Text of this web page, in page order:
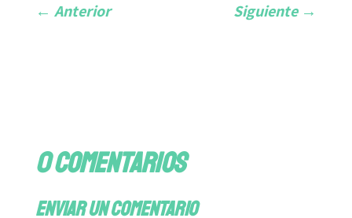
← Anterior Siguiente→
0 comentarios
Enviar un comentario